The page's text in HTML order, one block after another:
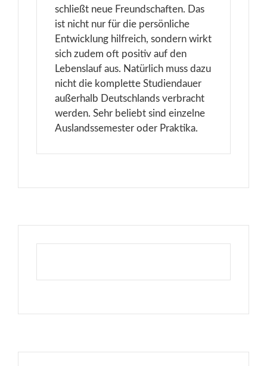
schließt neue Freundschaften. Das
ist nicht nur für die persönliche
Entwicklung hilfreich, sondern wirkt
sich zudem oft positiv auf den
Lebenslauf aus. Natürlich muss dazu
nicht die komplette Studiendauer
außerhalb Deutschlands verbracht
werden. Sehr beliebt sind einzelne
Auslandssemester oder Praktika.